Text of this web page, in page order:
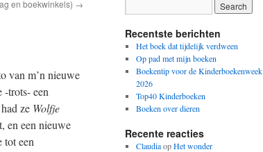
en boekwinkels) →
van m’n nieuwe
-trots- een
ze Wolfje
en een nieuwe
tot een
Recentste berichten
Het boek dat tijdelijk verdween
Op pad met mijn boeken
Boekentip voor de Kinderboekenweek
2026
Top40 Kinderboeken
Boeken over dieren
Recente reacties
ClaudiaopHet wonder